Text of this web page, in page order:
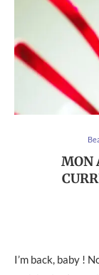
MON
I’m back, baby !